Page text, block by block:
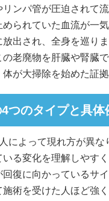
ンパ管が圧迫されて
られていた血流が一
出され、全身を巡り
老廃物を肝臓や腎臓
が大掃除を始めた証拠
つのタイプと具体
によって現れ方が異な
る変化を理解しやす
復に向かっているサ
術を受けた人ほど強